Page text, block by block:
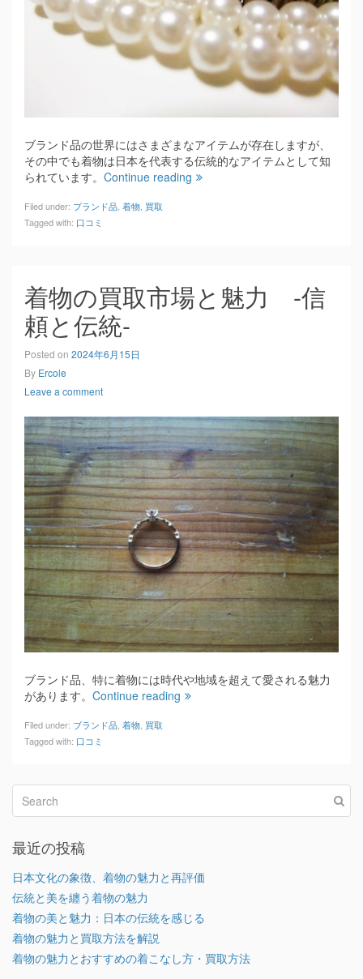
ブランド品の世界にはさまざまなアイテムが存在しますが、
その中でも着物は日本を代表する伝統的なアイテムとして知
られています。 Continue reading
Filed under: ブランド品 着物 買取
Tagged with: 口コミ
着物の買取市場と魅力 -信
頼と伝統-
Posted on 2024年6月15日
By Ercole
Leave a comment
ブランド品、特に着物には時代や地域を超えて愛される魅力
があります。 Continue reading
Filed under: ブランド品 着物 買取
Tagged with: 口コミ
最近の投稿
日本文化の象徴、着物の魅力と再評価
伝統と美を纏う着物の魅力
着物の美と魅力：日本の伝統を感じる
着物の魅力と買取方法を解説
着物の魅力とおすすめの着こなし方・買取方法